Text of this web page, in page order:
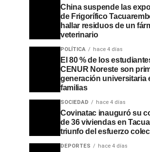
China suspende las
de Frigorífico
hallar residuos de un
veterinario
POLÍTICA hace 4 días
El 80 % de los
CENUR Noreste son
generación universitaria
familias
SOCIEDAD hace 4 días
Covinatac inauguró su
de 36 viviendas en
triunfo del esfuerzo
DEPORTES hace 4 días